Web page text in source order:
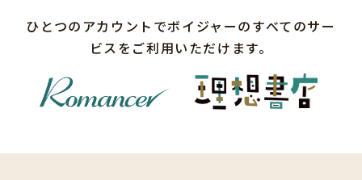
ひとつのアカウントでボイジャーのすべてのサー
ビスをご利用いただけます。